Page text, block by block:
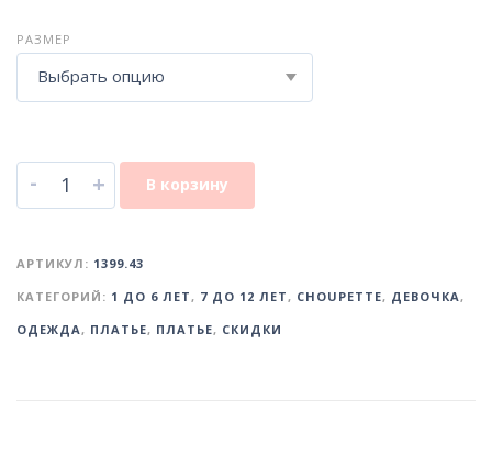
РАЗМЕР
Выбрать опцию
- + В корзину
АРТИКУЛ: 1399.43
КАТЕГОРИЙ: 1 ДО 6 ЛЕТ, 7 ДО 12 ЛЕТ, CHOUPETTE, ДЕВОЧКА,
ОДЕЖДА, ПЛАТЬЕ, ПЛАТЬЕ, СКИДКИ